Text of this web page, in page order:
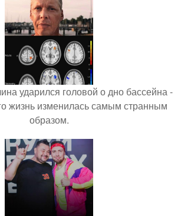
ударился головой о дно бассейна -
жизнь изменилась самым странным
образом.